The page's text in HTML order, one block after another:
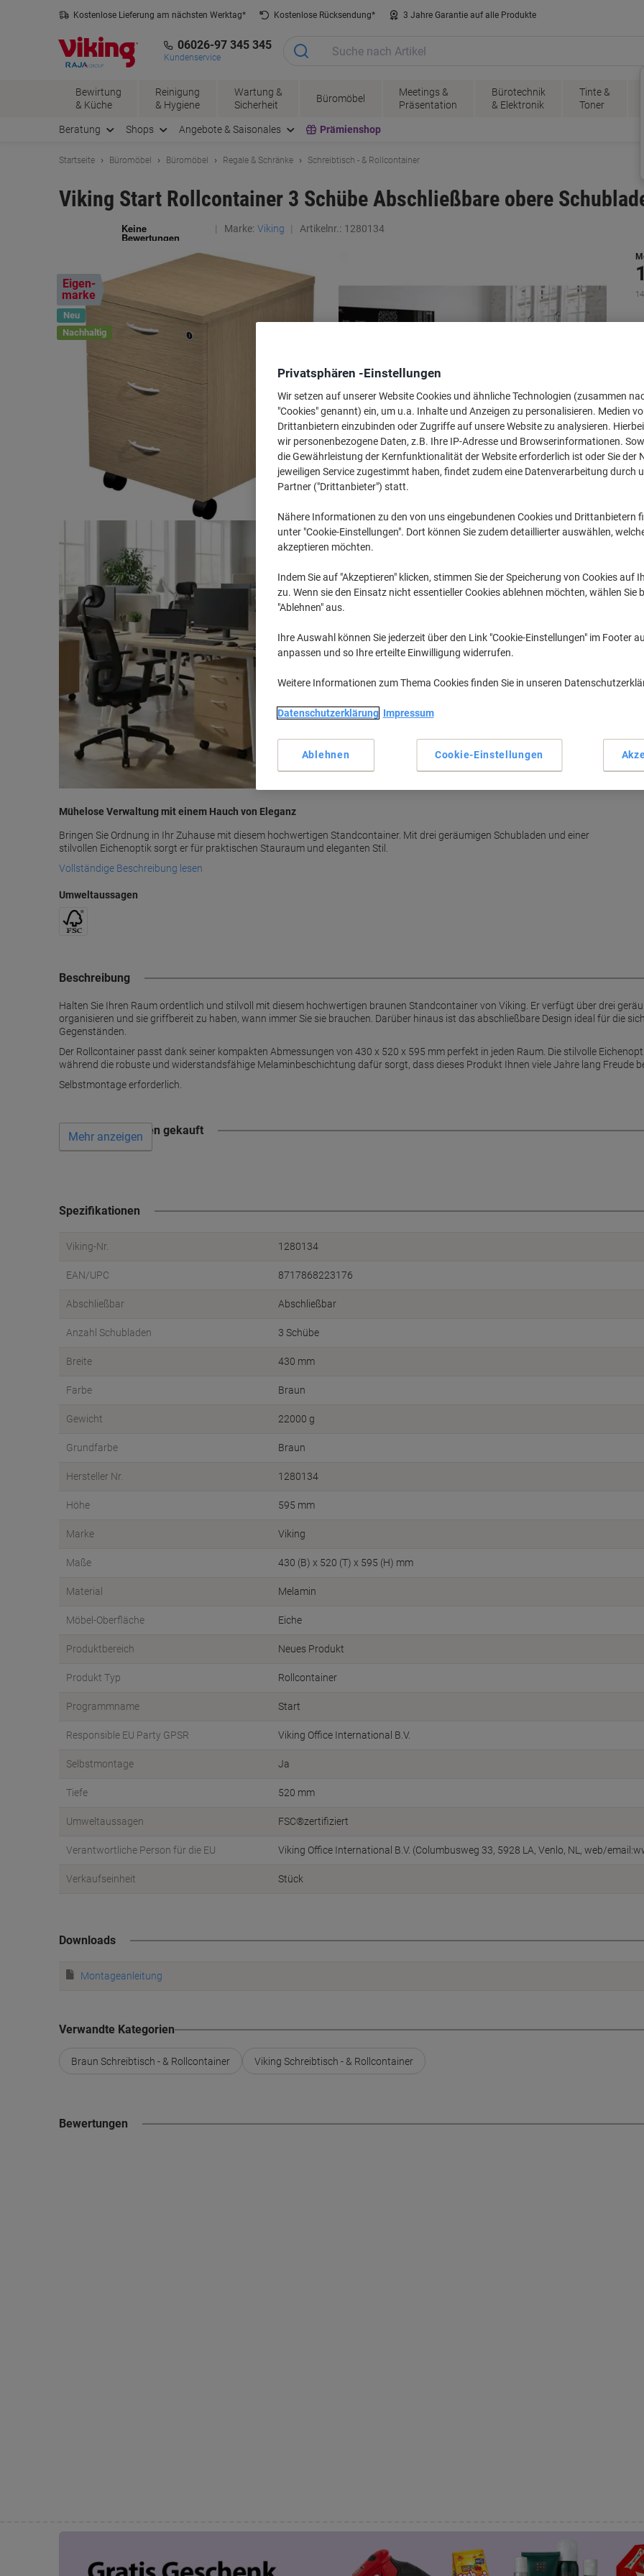
Kostenlose Lieferung am nächsten Werktag* Kostenlose Rücksendung* 3 Jahre Garantie auf alle Produkte
06026-97 345 345
Kundenservice
Bewirtung
& Küche
Reinigung
& Hygiene
Wartung &
Sicherheit
Büromöbel
Meetings &
Präsentation
Bürotechnik
& Elektronik
Tinte &
Toner
Beratung Shops Angebote & Saisonales Prämienshop
Startseite Büromöbel Büromöbel Regale & Schränke Schreibtisch - & Rollcontainer
Viking Start Rollcontainer 3 Schübe Abschließbare obere
Marke: Viking Artikelnr.: 1280134
Eigen-
marke
Neu
Nachhaltig
Mühelose Verwaltung mit einem Hauch von Eleganz
Bringen Sie Ordnung in Ihr Zuhause mit diesem hochwertigen Standcontainer. Mit drei geräumigen Schubladen und einer
stilvollen Eichenoptik sorgt er für praktischen Stauraum und eleganten Stil.
Vollständige Beschreibung lesen
Umweltaussagen
Beschreibung
Halten Sie Ihren Raum ordentlich und stilvoll mit diesem hochwertigen braunen Standcontainer von Viking. Er verfügt über drei
organisieren und sie griffbereit zu haben, wann immer Sie sie brauchen. Darüber hinaus ist das abschließbare Design ideal für die
Gegenständen.
Der Rollcontainer passt dank seiner kompakten Abmessungen von 430 x 520 x 595 mm perfekt in jeden Raum. Die stilvolle
während die robuste und widerstandsfähige Melaminbeschichtung dafür sorgt, dass dieses Produkt Ihnen viele Jahre lang Freude
Selbstmontage erforderlich.
Wird oft zusammen gekauft
Mehr anzeigen
Spezifikationen
Viking-Nr. 1280134
EAN/UPC 8717868223176
Abschließbar Abschließbar
Anzahl Schubladen 3 Schübe
Breite 430 mm
Farbe Braun
Gewicht 22000 g
Grundfarbe Braun
Hersteller Nr. 1280134
Höhe 595 mm
Marke Viking
Maße 430 (B) x 520 (T) x 595 (H) mm
Material Melamin
Möbel-Oberfläche Eiche
Produktbereich Neues Produkt
Produkt Typ Rollcontainer
Programmname Start
Responsible EU Party GPSR Viking Office International B.V.
Selbstmontage Ja
Tiefe 520 mm
Umweltaussagen FSC®zertifiziert
Verantwortliche Person für die EU Viking Office International B.V. (Columbusweg 33, 5928 LA, Venlo, NL, web/
Verkaufseinheit Stück
Downloads
Montageanleitung
Verwandte Kategorien
Braun Schreibtisch - & Rollcontainer Viking Schreibtisch - & Rollcontainer
Bewertungen
Privatsphären -Einstellungen
Wir setzen auf unserer Website Cookies und ähnliche Technologien (zusammen
"Cookies" genannt) ein, um u.a. Inhalte und Anzeigen zu personalisieren. Medien
Drittanbietern einzubinden oder Zugriffe auf unsere Website zu analysieren.
wir personenbezogene Daten, z.B. Ihre IP-Adresse und Browserinformationen.
die Gewährleistung der Kernfunktionalität der Website erforderlich ist oder Sie der
jeweiligen Service zugestimmt haben, findet zudem eine Datenverarbeitung durch
Partner ("Drittanbieter") statt.
Nähere Informationen zu den von uns eingebundenen Cookies und Drittanbietern
unter "Cookie-Einstellungen". Dort können Sie zudem detaillierter auswählen,
akzeptieren möchten.
Indem Sie auf "Akzeptieren" klicken, stimmen Sie der Speicherung von Cookies auf
zu. Wenn sie den Einsatz nicht essentieller Cookies ablehnen möchten, wählen Sie
"Ablehnen" aus.
Ihre Auswahl können Sie jederzeit über den Link "Cookie-Einstellungen" im Footer
anpassen und so Ihre erteilte Einwilligung widerrufen.
Weitere Informationen zum Thema Cookies finden Sie in unseren
Datenschutzerklärung Impressum
Cookie-Einstellungen
Ablehnen